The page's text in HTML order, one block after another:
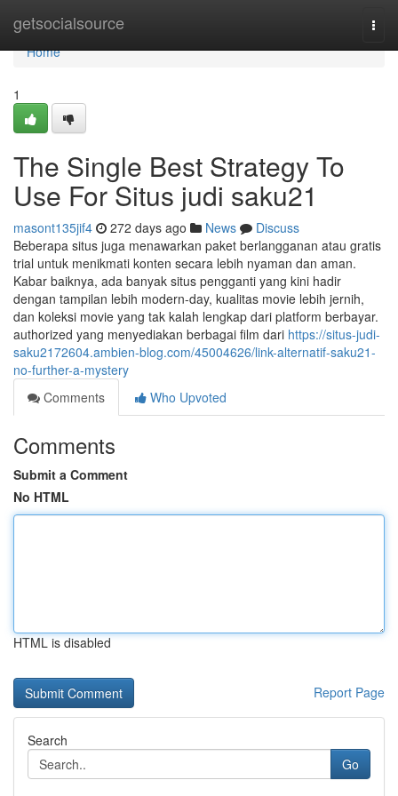
getsocialsource
Home
Home
1
The Single Best Strategy To
Use For Situs judi saku21
masont135jif4 272 days ago News
Discuss
Beberapa situs juga menawarkan paket berlangganan atau gratis
trial untuk menikmati konten secara lebih nyaman dan aman.
Kabar baiknya, ada banyak situs pengganti yang kini hadir
dengan tampilan lebih modern-day, kualitas movie lebih jernih,
dan koleksi movie yang tak kalah lengkap dari platform berbayar.
authorized yang menyediakan berbagai film dari https://situs-judi-
saku2172604.ambien-blog.com/45004626/link-alternatif-saku21-
no-further-a-mystery
Comments
Who Upvoted
Comments
Submit a Comment
No HTML
HTML is disabled
Report Page
Search
Go